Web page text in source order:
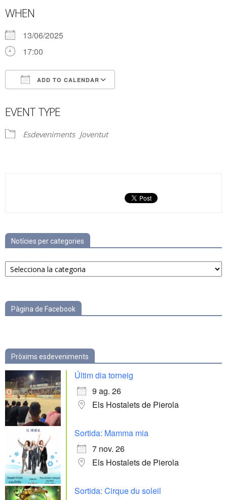
WHEN
13/06/2025
17:00
ADD TO CALENDAR
EVENT TYPE
Esdeveniments Joventut
Notícies per categories
Notícies
per
Pàgina de Facebook
Pròxims esdeveniments
Últim dia torneig
9 ag. 26
Els Hostalets de Pierola
Sortida: Mamma mia
7 nov. 26
Els Hostalets de Pierola
Sortida: Cirque du soleil